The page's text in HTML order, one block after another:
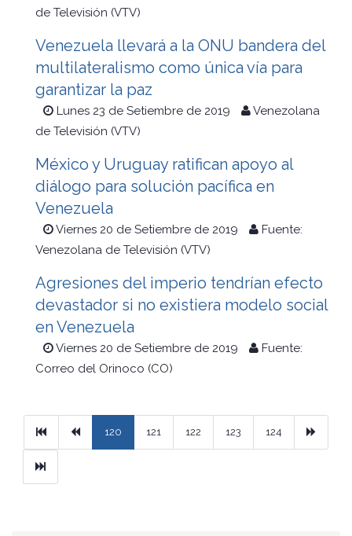
de Televisión (VTV)
Venezuela llevará a la ONU bandera del
multilateralismo como única vía para
garantizar la paz
Lunes 23 de Setiembre de 2019
Venezolana
de Televisión (VTV)
México y Uruguay ratifican apoyo al
diálogo para solución pacífica en
Venezuela
Viernes 20 de Setiembre de 2019
Fuente:
Venezolana de Televisión (VTV)
Agresiones del imperio tendrían efecto
devastador si no existiera modelo social
en Venezuela
Viernes 20 de Setiembre de 2019
Fuente:
Correo del Orinoco (CO)
PrimeraPrevious
120 121 122 123 124
Ultimo